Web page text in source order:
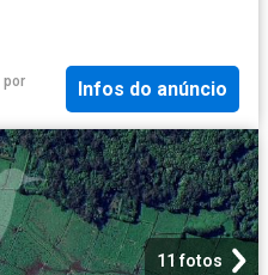
por
Infos do anúncio
11 fotos